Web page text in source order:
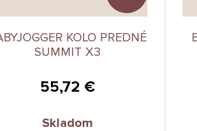
KOLO PREDNÉ
SUMMIT X3
55,72 €
Skladom